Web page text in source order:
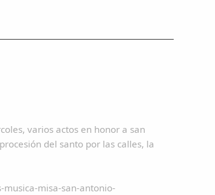
varios actos en honor a san
del santo por las calles, la
misa-san-antonio-